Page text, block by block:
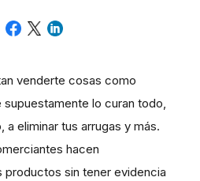
venderte cosas como
lo curan todo,
eliminar tus arrugas y más.
hacen
sin tener evidencia